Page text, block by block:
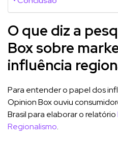
O que diz a
Box sobre
influência
Para entender o papel dos
Opinion Box ouviu
Brasil para elaborar o relatório
Regionalismo.